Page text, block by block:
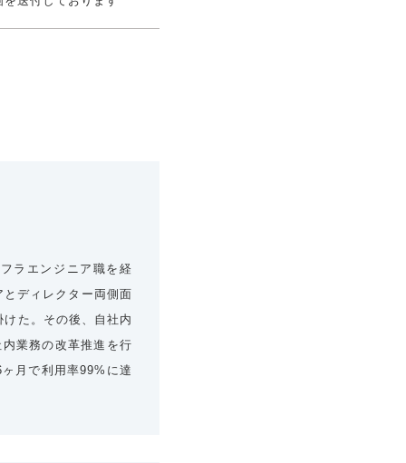
ラエンジニア職を経
ディレクター両側面
た。その後、自社内
業務の改革推進を行
月で利用率99%に達